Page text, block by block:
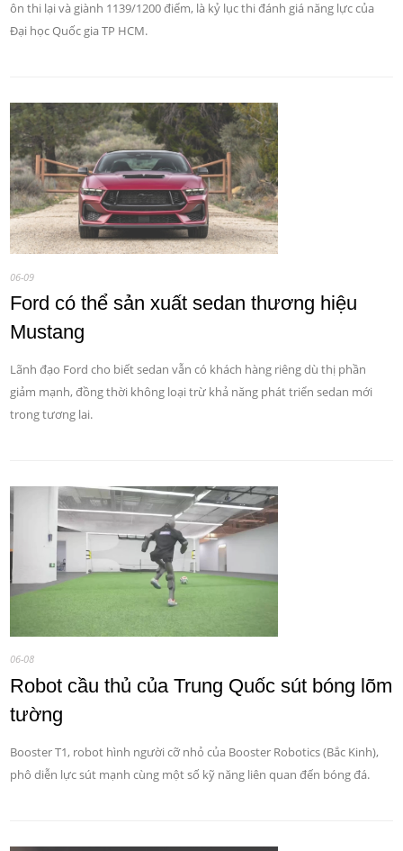
ôn thi lại và giành 1139/1200 điểm, là kỷ lục thi đánh giá năng lực của
Đại học Quốc gia TP HCM.
06-09
Ford có thể sản xuất sedan thương hiệu
Mustang
Lãnh đạo Ford cho biết sedan vẫn có khách hàng riêng dù thị phần
giảm mạnh, đồng thời không loại trừ khả năng phát triển sedan mới
trong tương lai.
06-08
Robot cầu thủ của Trung Quốc sút bóng lõm
tường
Booster T1, robot hình người cỡ nhỏ của Booster Robotics (Bắc Kinh),
phô diễn lực sút mạnh cùng một số kỹ năng liên quan đến bóng đá.